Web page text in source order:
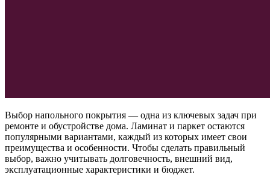
Выбор напольного покрытия — одна из ключевых задач при
ремонте и обустройстве дома. Ламинат и паркет остаются
популярными вариантами, каждый из которых имеет свои
преимущества и особенности. Чтобы сделать правильный
выбор, важно учитывать долговечность, внешний вид,
эксплуатационные характеристики и бюджет.